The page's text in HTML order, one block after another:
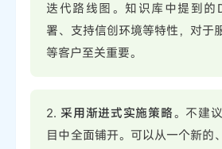
迭代路线图。知识库中提到的
署、支持信创环境等特性，对于
等客户至关重要。
2. 采用渐进式实施策略。不建
目中全面铺开。可以从一个新的